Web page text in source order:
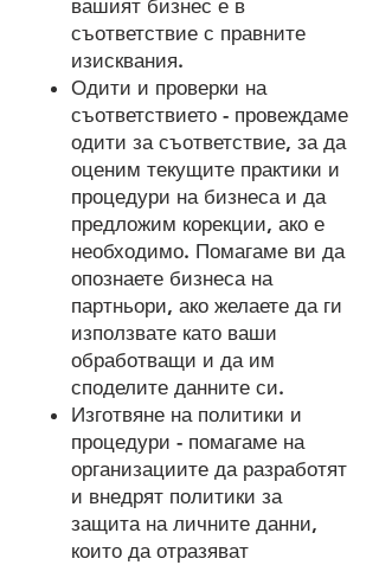
вашият бизнес е в
съответствие с правните
изисквания.
Одити и проверки на
съответствието - провеждаме
одити за съответствие, за да
оценим текущите практики и
процедури на бизнеса и да
предложим корекции, ако е
необходимо. Помагаме ви да
опознаете бизнеса на
партньори, ако желаете да ги
използвате като ваши
обработващи и да им
споделите данните си.
Изготвяне на политики и
процедури - помагаме на
организациите да разработят
и внедрят политики за
защита на личните данни,
които да отразяват